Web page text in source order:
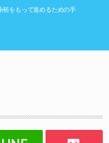
裕をもって進めるための手